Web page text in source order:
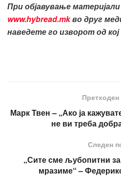
При објавување
www.hybread.mkво друг
наведете го изворот од
Претходен
Марк Твен – „Ако ја
не ви треба
Следен
„Сите сме љубопитни
мразиме“ –